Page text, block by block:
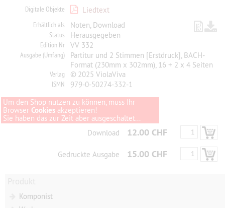
Digitale Objekte Liedtext
Erhältlich als Noten, Download
Status Herausgegeben
Edition Nr VV 332
Ausgabe (Umfang)
Partitur und 2 Stimmen [Erstdruck], BACH-
Format (230mm x 302mm), 16 + 2 x 4 Seiten
Verlag © 2025 ViolaViva
ISMN
979-0-50274-332-1
Um den Shop nutzen zu können, muss Ihr
Browser Cookies akzeptieren!
Sie haben das zur Zeit aber ausgeschaltet...
Download
12.00 CHF
Gedruckte Ausgabe 15.00 CHF
Komponist